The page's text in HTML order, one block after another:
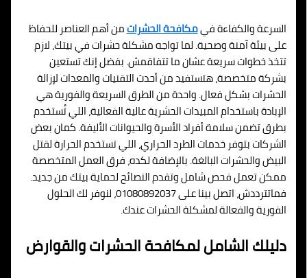
السرعة والكفاءة فيمكافحة الحشراتمن أهم العناصر للحفاظ
على بيئة آمنة وصحية. لما تواجه مشكلة حشرات في بيتك، لازم
تتخذ خطوات سريعة عشان ما تتفاقمش. بفضل إنك تستعين
بشركة متخصصة، هتستفيد من أحدث التقنيات والمعدات لإزالة
الحشرات بشكل فعال. واحدة من الطرق السريعة والفورية هي
الإبادة باستخدام المبيدات الحشرية عالية الفعالية، اللي تُستخدم
بطرق تضمن سلامة أفراد الأسرة والحيوانات الأليفة. كمان بعض
الشركات بتوفر خدمات الطرد الحراري، اللي تستخدم الحرارة لقتل
البيض والحشرات البالغة. بالإضافة لكده، فرق العمل المتخصصة
ممكن تعمل فحص شامل وتقدم النصائح لحماية بيتك من جديد.
فماتترددش، اتصل بينا على 01080892037، لنوفر لك الحلول
الفورية والفعالة لمشكلة الحشرات عندك.
دليلك الشامل لمكافحة الحشرات والقوارض